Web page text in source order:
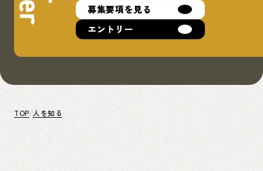
募集要項を見る
エントリー
TOP 人を知る